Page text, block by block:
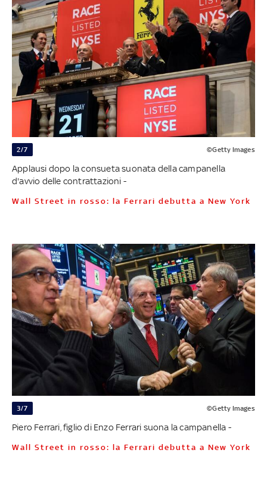
2/7 ©Getty Images
Applausi dopo la consueta suonata della campanella
d'avvio delle contrattazioni -
Wall Street in rosso: la Ferrari debutta a New York
3/7 ©Getty Images
Piero Ferrari, figlio di Enzo Ferrari suona la campanella -
Wall Street in rosso: la Ferrari debutta a New York